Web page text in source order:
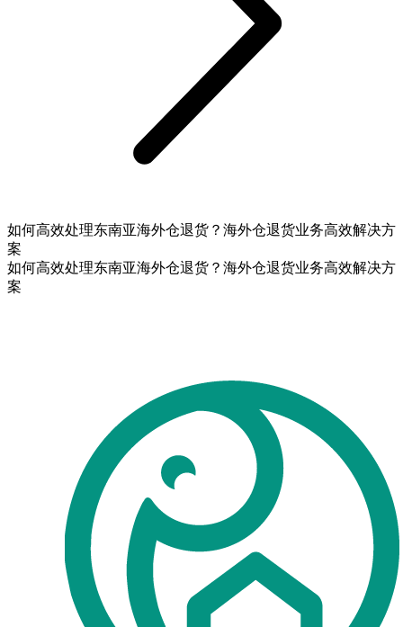
如何高效处理东南亚海外仓退货？海外仓退货业务高效解决方
案
如何高效处理东南亚海外仓退货？海外仓退货业务高效解决方
案